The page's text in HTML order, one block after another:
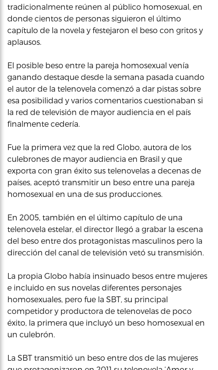
tradicionalmente reúnen al público homosexual, en
donde cientos de personas siguieron el último
capítulo de la novela y festejaron el beso con gritos y
aplausos.
El posible beso entre la pareja homosexual venía
ganando destaque desde la semana pasada cuando
el autor de la telenovela comenzó a dar pistas sobre
esa posibilidad y varios comentarios cuestionaban si
la red de televisión de mayor audiencia en el país
finalmente cedería.
Fue la primera vez que la red Globo, autora de los
culebrones de mayor audiencia en Brasil y que
exporta con gran éxito sus telenovelas a decenas de
países, aceptó transmitir un beso entre una pareja
homosexual en una de sus producciones.
En 2005, también en el último capítulo de una
telenovela estelar, el director llegó a grabar la escena
del beso entre dos protagonistas masculinos pero la
dirección del canal de televisión vetó su transmisión.
La propia Globo había insinuado besos entre mujeres
e incluido en sus novelas diferentes personajes
homosexuales, pero fue la SBT, su principal
competidor y productora de telenovelas de poco
éxito, la primera que incluyó un beso homosexual en
un culebrón.
La SBT transmitió un beso entre dos de las mujeres